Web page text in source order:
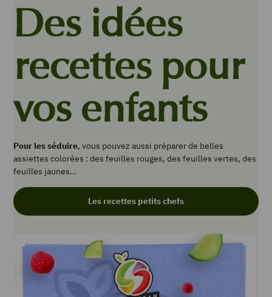
Des idées
recettes pour
vos enfants
Pour les séduire, vous pouvez aussi préparer de belles
assiettes colorées : des feuilles rouges, des feuilles vertes, des
feuilles jaunes…
Les recettes petits chefs